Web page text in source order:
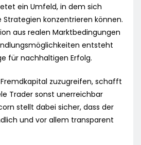
ein Umfeld, in dem sich
Strategien konzentrieren können.
aus realen Marktbedingungen
entsteht
für nachhaltigen Erfolg.
zuzugreifen, schafft
Trader sonst unerreichbar
stellt dabei sicher, dass der
und vor allem transparent